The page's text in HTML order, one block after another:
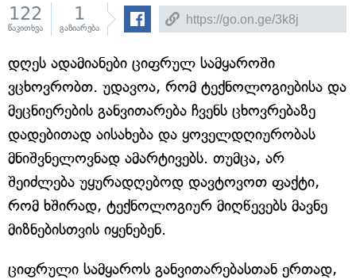
122
წაკითხვა
1
გაზიარება
დღეს ადამიანები ციფრულ სამყაროში
ვცხოვრობთ. უდავოა, რომ ტექნოლოგიებისა და
მეცნიერების განვითარება ჩვენს ცხოვრებაზე
დადებითად აისახება და ყოველდღიურობას
მნიშვნელოვნად ამარტივებს. თუმცა, არ
შეიძლება უყურადღებოდ დავტოვოთ ფაქტი,
რომ ხშირად, ტექნოლოგიურ მიღწევებს მავნე
მიზნებისთვის იყენებენ.
ციფრული სამყაროს განვითარებასთან ერთად,